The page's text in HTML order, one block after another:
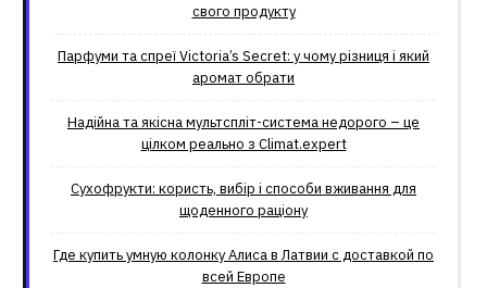
свого продукту
Парфуми та спреї Victoria’s Secret: у чому різниця і який
аромат обрати
Надійна та якісна мультспліт-система недорого – це
цілком реально з Climat.еxpert
Сухофрукти: користь, вибір і способи вживання для
щоденного раціону
Где купить умную колонку Алиса в Латвии с доставкой по
всей Европе